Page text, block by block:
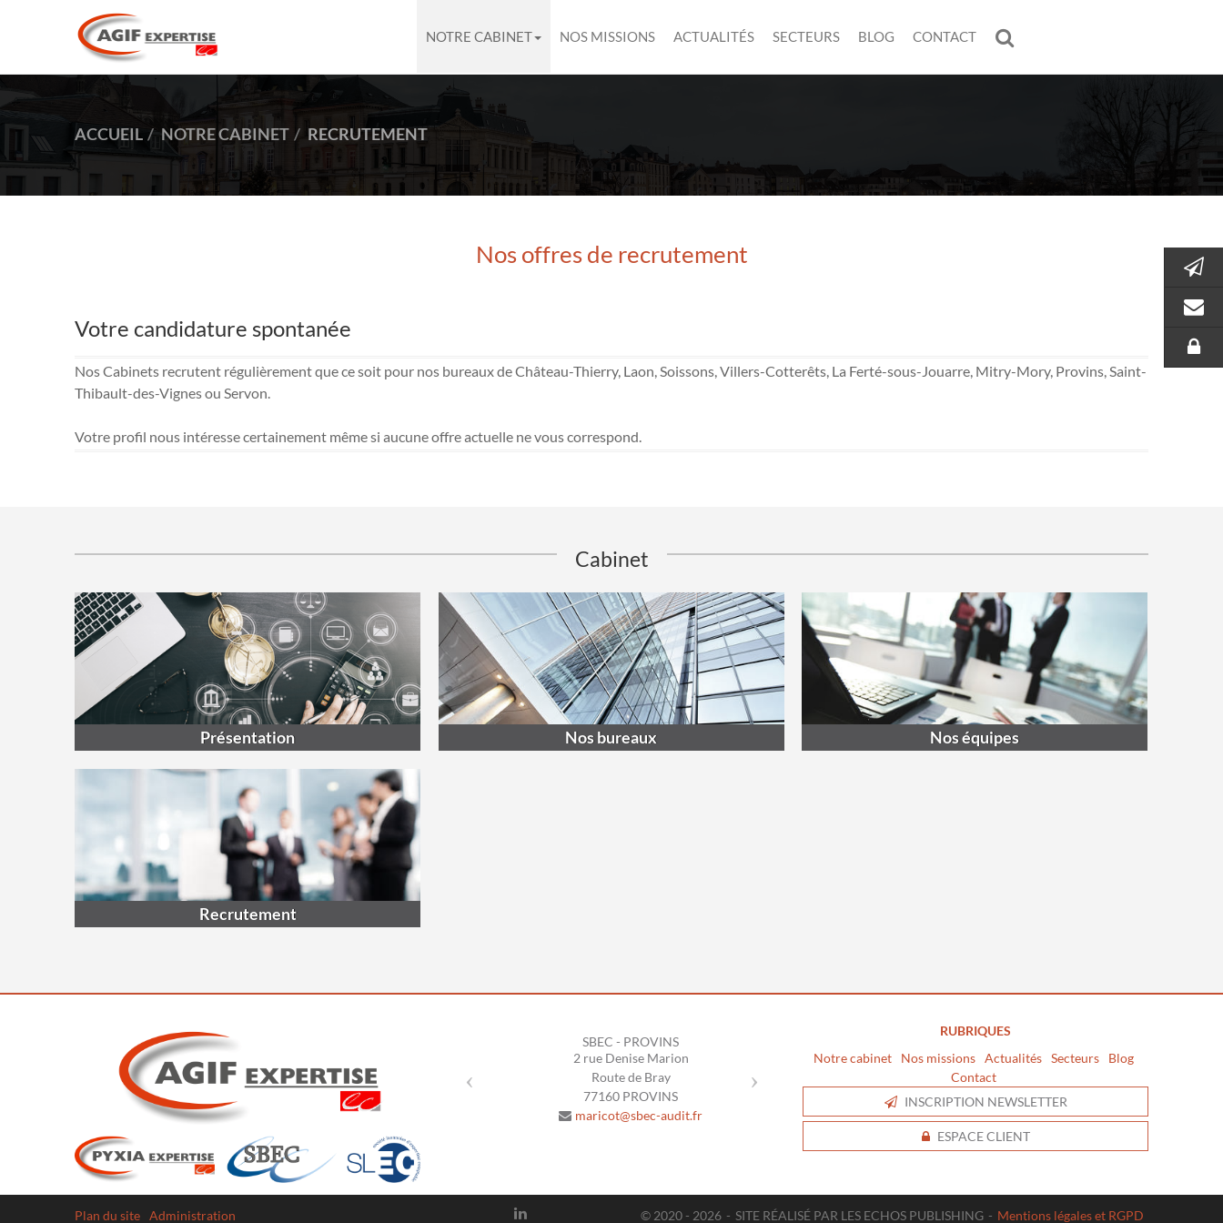
NOTRE CABINET NOS MISSIONS ACTUALITÉS SECTEURS BLOG CONTACT
ACCUEIL NOTRE CABINET RECRUTEMENT
Nos offres de recrutement
Votre candidature spontanée
Nos Cabinets recrutent régulièrement que ce soit pour nos bureaux de Château-Thierry, Laon, Soissons, Villers-Cotterêts, La Ferté-sous-Jouarre, Mitry-Mory, Provins, Saint-
Thibault-des-Vignes ou Servon.
Votre profil nous intéresse certainement même si aucune offre actuelle ne vous correspond.
Cabinet
Présentation Nos bureaux Nos équipes
Recrutement
SBEC - PROVINS
2 rue Denise Marion
Route de Bray
77160 PROVINS
maricot@sbec-audit.fr
RUBRIQUES
Notre cabinet
Nos missions Actualités Secteurs
Blog
Contact
INSCRIPTION NEWSLETTER
ESPACE CLIENT
Plan du site Administration © 2020 - 2026 SITE RÉALISÉ PAR LES ECHOS PUBLISHING Mentions légales et RGPD